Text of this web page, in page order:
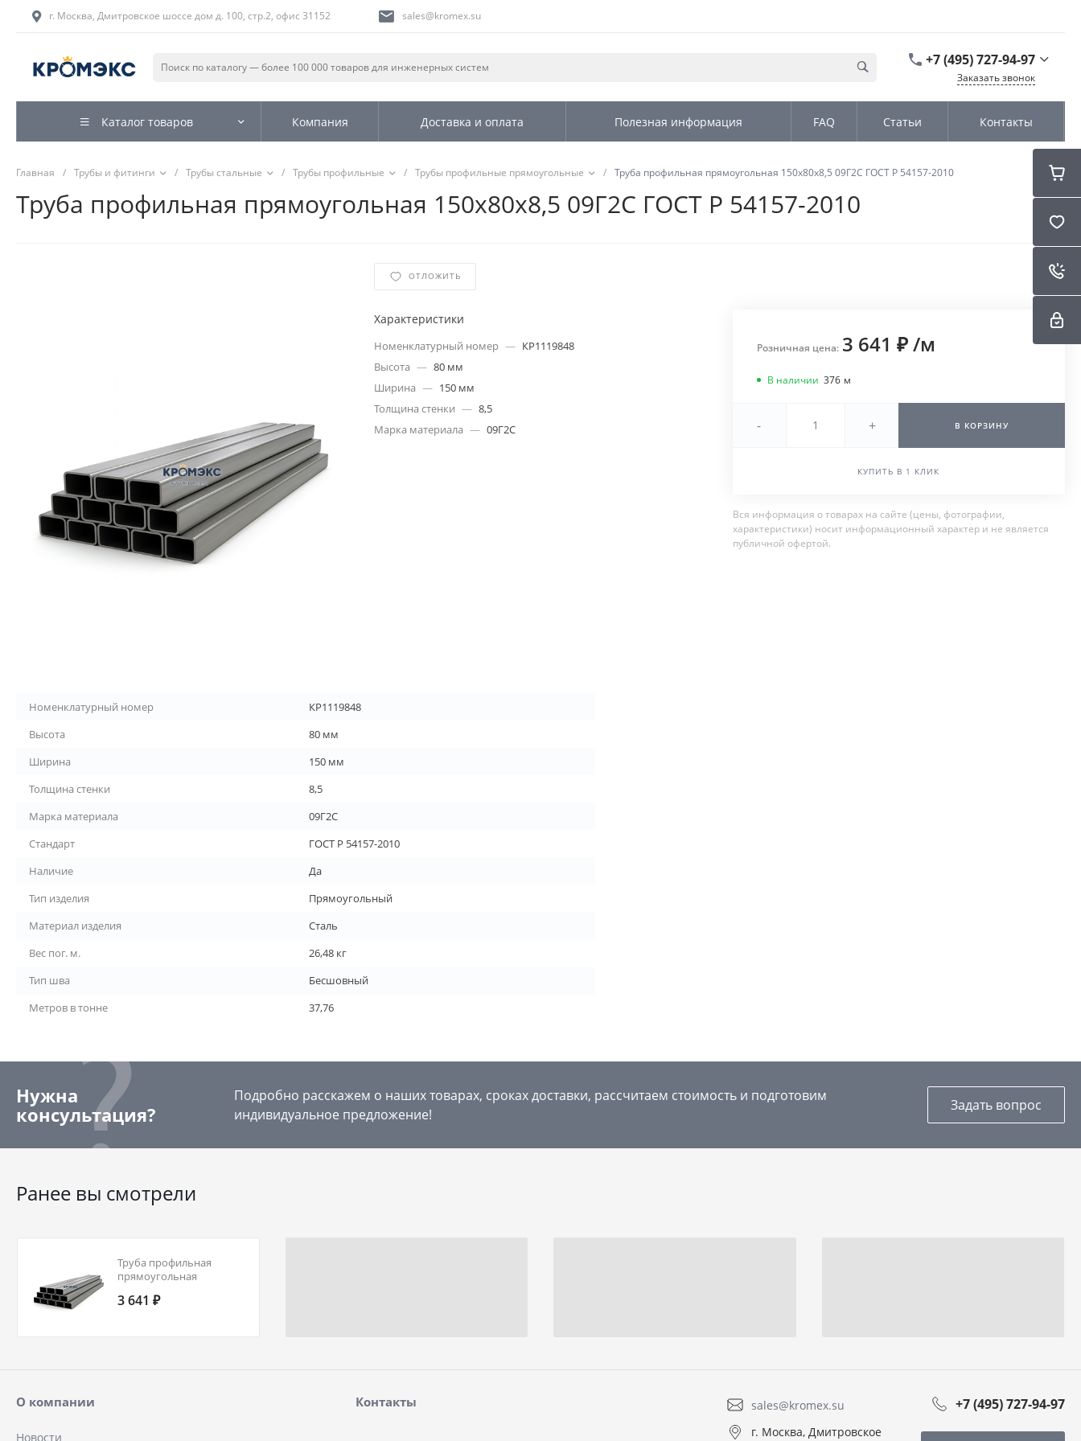
г. Москва, Дмитровское шоссе дом д. 100, стр.2, офис 31152 sales@kromex.su
+7 (495) 727-94-97
Пн-Чт: 9:00-18:00 Пт
Заказать звонок
Каталог товаров Компания Доставка и оплата Полезная информация FAQ Статьи Контакты
Главная / Трубы и фитинги / Трубы стальные / Трубы профильные / Трубы профильные прямоугольные / Труба профильная прямоугольная 150х80х8,5 09Г2С ГОСТ Р 54157-2010
Труба профильная прямоугольная 150х80х8,5 09Г2С ГОСТ Р 54157-2010
ОТЛОЖИТЬ
Характеристики
Номенклатурный номер — КР1119848
Высота — 80 мм
Ширина — 150 мм
Толщина стенки — 8,5
Марка материала — 09Г2С
Розничная цена: 3 641 ₽/м
В наличии 376 м
- + В КОРЗИНУ
КУПИТЬ В 1 КЛИК
Вся информация о товарах на сайте (цены, фотографии,
характеристики) носит информационный характер и не является
публичной офертой.
Номенклатурный номер
КР1119848
Высота
80 мм
Ширина
150 мм
Толщина стенки
8,5
Марка материала
09Г2С
Стандарт
ГОСТ Р 54157-2010
Наличие
Да
Тип изделия
Прямоугольный
Материал изделия
Сталь
Вес пог. м.
26,48 кг
Тип шва
Бесшовный
Метров в тонне
37,76
Нужна
консультация?
Подробно расскажем о наших товарах, сроках доставки, рассчитаем стоимость и подготовим
индивидуальное предложение!
Задать вопрос
Ранее вы смотрели
Труба профильная
прямоугольная
54157-2010
3 641 ₽
О компании
Новости
Контакты sales@kromex.su +7 (495) 727-94-97
г. Москва, Дмитровское